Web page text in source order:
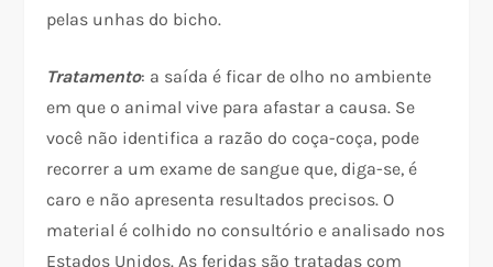
pelas unhas do bicho.
Tratamento: a saída é ficar de olho no ambiente
em que o animal vive para afastar a causa. Se
você não identifica a razão do coça-coça, pode
recorrer a um exame de sangue que, diga-se, é
caro e não apresenta resultados precisos. O
material é colhido no consultório e analisado nos
Estados Unidos. As feridas são tratadas com